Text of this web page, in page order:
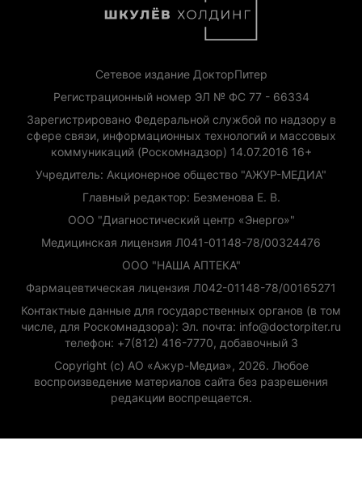
Сетевое издание ДокторПитер
Регистрационный номер ЭЛ № ФС 77 - 66334
Зарегистрировано Федеральной службой по надзору в
сфере связи, информационных технологий и массовых
коммуникаций (Роскомнадзор) 14.07.2016 16+
Учредитель: Акционерное общество "АЖУР-МЕДИА"
Главный редактор: Безменова Е. В.
ООО "Диагностический центр «Энерго»"
Медицинская лицензия Л041-01148-78/00324476
ООО "НАША АПТЕКА"
Фармацевтическая лицензия Л042-01148-78/00165271
Контактные данные для государственных органов (в том
числе, для Роскомнадзора): Эл. почта: info@doctorpiter.ru
телефон: +7(812) 416-7770, добавочный 3
Copyright (с) АО «Ажур-Медиа», 2026. Любое
воспроизведение материалов сайта без разрешения
редакции воспрещается.